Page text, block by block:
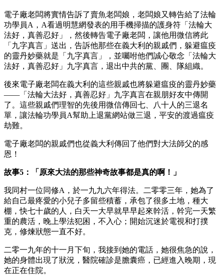
電子廠老闆將實情告訴了賣魚老闆娘，老闆娘又轉告給了法輪
功學員A ， A看過明慧網發表的用手機掃描的護身符「法輪大
法好，真善忍好」，然後轉告電子廠老闆，讓他用微信將此
「九字真言」送出，告訴他那些在義大利的親戚們，躲避瘟疫
的靈丹妙藥就是「九字真言」，並囑咐他們誠心敬念「法輪大
法好，真善忍好」九字真言，退出中共的黨、團、隊組織。
後來電子廠老闆在義大利的這些親戚也將躲避瘟疫的靈丹妙藥
——「法輪大法好，真善忍好」九字真言在親朋好友中傳開
了。這些親戚們理智的先後用微信傳回七、八十人的三退名
單，讓法輪功學員A幫助上退黨網站做三退，平安的渡過瘟疫
劫難。
電子廠老闆的親戚們也從義大利傳回了他們對大法師父的感
恩！
故事5 ：「原來大法的那些神奇故事都是真的啊！」
我同村一位同修A ，於一九九六年得法。二零零三年，她為了
給自己最疼愛的小兒子多留些積蓄，承包了很多土地，種大
棚，快七十歲的人，白天一大早就早早起來幹活，幹完一天繁
重的農活，晚上學法犯困，不入心；開始沉迷於電視和打撲
克，修煉狀態一直不好。
二零一九年的十一月下旬，我接到她的電話，她很焦急的說，
她的身體出現了狀況，醫院確診是膽囊癌，已經進入晚期，現
在正在住院。